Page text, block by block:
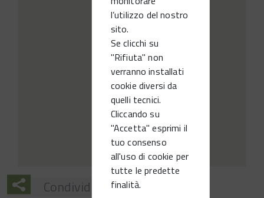
l’utilizzo del nostro
sito.
Se clicchi su
"Rifiuta" non
verranno installati
cookie diversi da
quelli tecnici.
Cliccando su
"Accetta" esprimi il
tuo consenso
all'uso di cookie per
tutte le predette
finalità.
Condividi